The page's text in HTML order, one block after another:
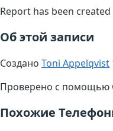
Report has been
Об этой записи
Создано Toni Appelqvist
Проверено с помощью
Похожие